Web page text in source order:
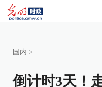
国内 >
倒计时3天！